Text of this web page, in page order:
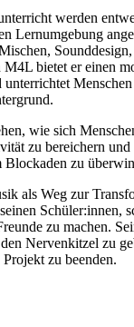
werden
Lernumgebung
bietet er einen
wie sich
zu bereichern und
Blockaden zu
als Weg zur
Schüler:innen,
zu machen.
Nervenkitzel zu
zu beenden.